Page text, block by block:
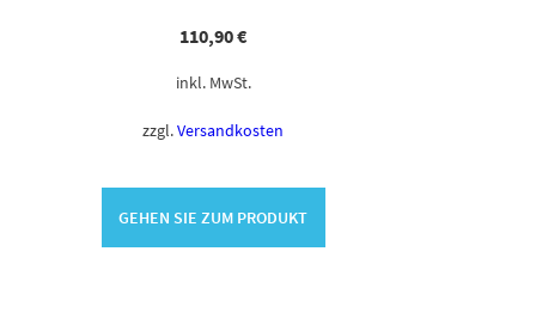
110,90€
inkl. MwSt.
zzgl.Versandkosten
GEHEN SIE ZUM PRODUKT